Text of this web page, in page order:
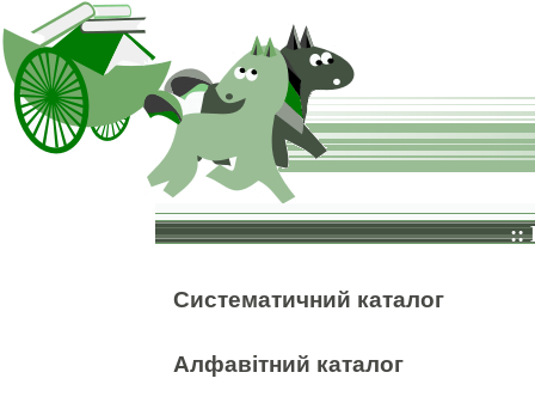
::
Систематичний каталог
Алфавітний каталог